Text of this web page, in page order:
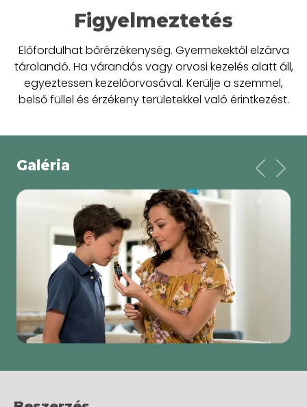
Figyelmeztetés
Előfordulhat bőrérzékenység. Gyermekektől elzárva
tárolandó. Ha várandós vagy orvosi kezelés alatt áll,
egyeztessen kezelőorvosával. Kerülje a szemmel,
belső füllel és érzékeny területekkel való érintkezést.
Galéria